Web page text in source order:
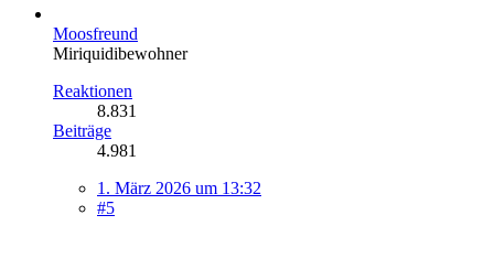
Moosfreund
Miriquidibewohner
Reaktionen
8.831
Beiträge
4.981
1. März 2026 um 13:32
#5